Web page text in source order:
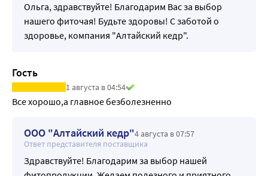
поливитаминное и общеукрепляющее средство.
•Побеги хвоща полевого применяются как мочегонное
средство при отеках, улучшают обмен веществ в
антисептическим и дезинфицирующим действием.
•Корень алтея, благодаря содержанию слизистых
веществ, крахмала, полисахаридов и ряда соединений
нервные окончания слизистых оболочек. Способствует
снятию раздражения и уменьшению воспаления.
•Плоды шиповника майского оказывают
противовоспалительное действие, активизируют
Ольга, здравствуйте! Благодарим Вас за выбор
нашего фиточая! Будьте здоровы! С заботой о
здоровье, компания "Алтайский кедр".
Гость
1 августа в 04:54
Все хорошо,а главное безболезненно
ООО "Алтайский кедр"4 августа в 07:57
Ответ представителя поставщика
Здравствуйте! Благодарим за выбор нашей